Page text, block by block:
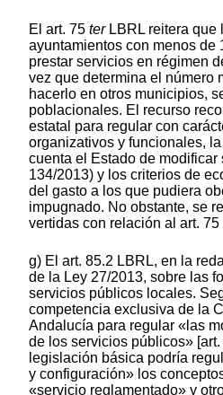
El art. 75 ter LBRL reitera que
ayuntamientos con menos de
prestar servicios en régimen
vez que determina el número
hacerlo en otros municipios,
poblacionales. El recurso
estatal para regular con
organizativos y funcionales,
cuenta el Estado de
134/2013) y los criterios de
del gasto a los que pudiera
impugnado. No obstante, se
vertidas con relación al art. 75
g) El art. 85.2 LBRL, en la
de la Ley 27/2013, sobre las
servicios públicos locales.
competencia exclusiva de la
Andalucía para regular «las
de los servicios públicos»
legislación básica podría
y configuración» los
«servicio reglamentado» y